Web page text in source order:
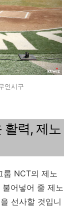
인시구
활력, 제노
룹 NCT의 제노
어넣어 줄 제노
선사할 것입니